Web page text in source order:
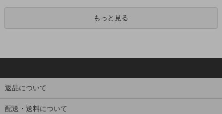
もっと見る
返品について
配送・送料について